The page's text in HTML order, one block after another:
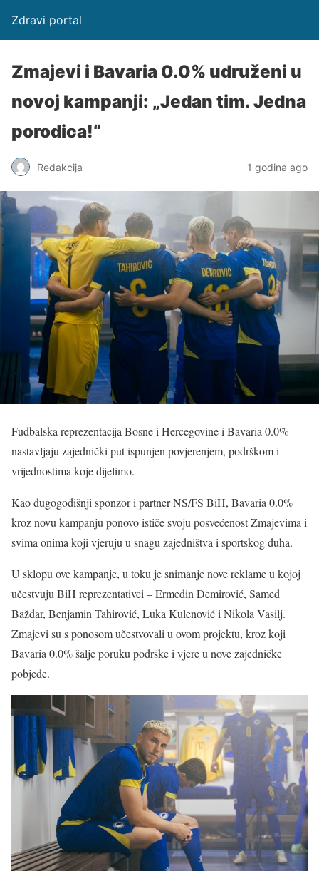
Zdravi portal
Zmajevi i Bavaria 0.0% udruženi u
novoj kampanji: „Jedan tim. Jedna
porodica!“
Redakcija 1 godina ago
Fudbalska reprezentacija Bosne i Hercegovine i Bavaria 0.0%
nastavljaju zajednički put ispunjen povjerenjem, podrškom i
vrijednostima koje dijelimo.
Kao dugogodišnji sponzor i partner NS/FS BiH, Bavaria 0.0%
kroz novu kampanju ponovo ističe svoju posvećenost Zmajevima i
svima onima koji vjeruju u snagu zajedništva i sportskog duha.
U sklopu ove kampanje, u toku je snimanje nove reklame u kojoj
učestvuju BiH reprezentativci – Ermedin Demirović, Samed
Baždar, Benjamin Tahirović, Luka Kulenović i Nikola Vasilj.
Zmajevi su s ponosom učestvovali u ovom projektu, kroz koji
Bavaria 0.0% šalje poruku podrške i vjere u nove zajedničke
pobjede.